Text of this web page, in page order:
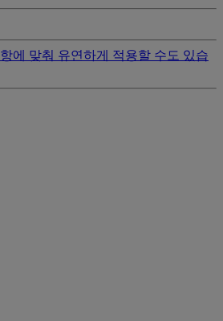
에 맞춰 유연하게 적용할 수도 있습